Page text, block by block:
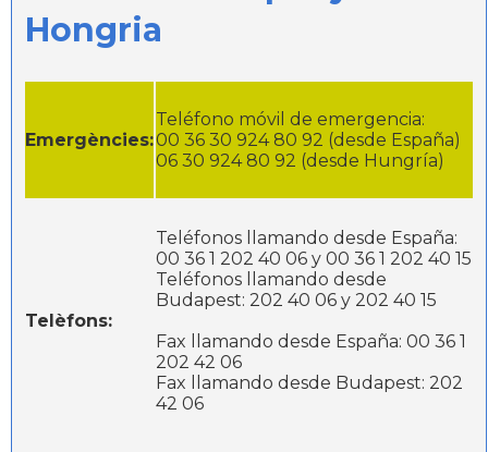
Hongria
Emergències:
Teléfono móvil de emergencia:
00 36 30 924 80 92 (desde España)
06 30 924 80 92 (desde Hungría)
Telèfons:
Teléfonos llamando desde España:
00 36 1 202 40 06 y 00 36 1 202 40 15
Teléfonos llamando desde
Budapest: 202 40 06 y 202 40 15
Fax llamando desde España: 00 36 1
202 42 06
Fax llamando desde Budapest: 202
42 06